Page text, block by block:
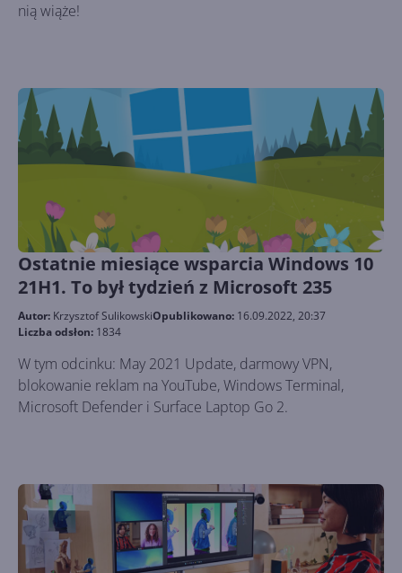
nią wiąże!
Ostatnie miesiące wsparcia Windows 10
21H1. To był tydzień z Microsoft 235
Autor: Krzysztof SulikowskiOpublikowano: 16.09.2022, 20:37
Liczba odsłon: 1834
W tym odcinku: May 2021 Update, darmowy VPN,
blokowanie reklam na YouTube, Windows Terminal,
Microsoft Defender i Surface Laptop Go 2.